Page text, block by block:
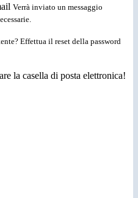
Verrà inviato un messaggio
Effettua il reset della password
la casella di posta elettronica!